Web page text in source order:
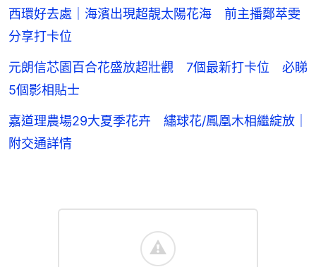
西環好去處｜海濱出現超靚太陽花海 前主播鄭萃雯
分享打卡位
元朗信芯園百合花盛放超壯觀 7個最新打卡位 必睇
5個影相貼士
嘉道理農場29大夏季花卉 繡球花/鳳凰木相繼綻放｜
附交通詳情